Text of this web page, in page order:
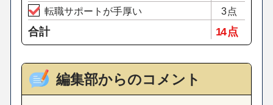
転職サポートが手厚い
3点
合計 14 点
編集部からのコメント